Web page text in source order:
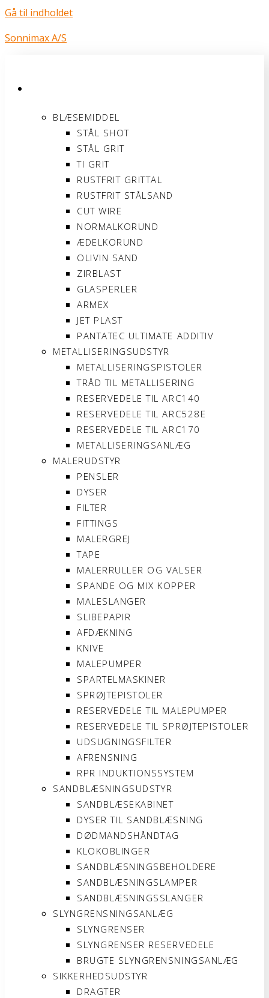
Gå til indholdet
Sonnimax A/S
BLÆSEMIDDEL
STÅL SHOT
STÅL GRIT
TI GRIT
RUSTFRIT GRITTAL
RUSTFRIT STÅLSAND
CUT WIRE
NORMALKORUND
ÆDELKORUND
OLIVIN SAND
ZIRBLAST
GLASPERLER
ARMEX
JET PLAST
PANTATEC ULTIMATE ADDITIV
METALLISERINGSUDSTYR
METALLISERINGSPISTOLER
TRÅD TIL METALLISERING
RESERVEDELE TIL ARC140
RESERVEDELE TIL ARC528E
RESERVEDELE TIL ARC170
METALLISERINGSANLÆG
MALERUDSTYR
PENSLER
DYSER
FILTER
FITTINGS
MALERGREJ
TAPE
MALERRULLER OG VALSER
SPANDE OG MIX KOPPER
MALESLANGER
SLIBEPAPIR
AFDÆKNING
KNIVE
MALEPUMPER
SPARTELMASKINER
SPRØJTEPISTOLER
RESERVEDELE TIL MALEPUMPER
RESERVEDELE TIL SPRØJTEPISTOLER
UDSUGNINGSFILTER
AFRENSNING
RPR INDUKTIONSSYSTEM
SANDBLÆSNINGSUDSTYR
SANDBLÆSEKABINET
DYSER TIL SANDBLÆSNING
DØDMANDSHÅNDTAG
KLOKOBLINGER
SANDBLÆSNINGSBEHOLDERE
SANDBLÆSNINGSLAMPER
SANDBLÆSNINGSSLANGER
SLYNGRENSNINGSANLÆG
SLYNGRENSER
SLYNGRENSER RESERVEDELE
BRUGTE SLYNGRENSNINGSANLÆG
SIKKERHEDSUDSTYR
DRAGTER